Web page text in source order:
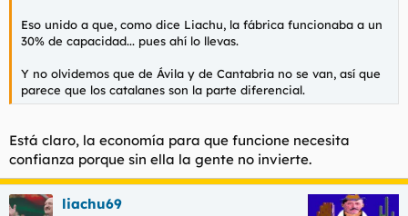
Eso unido a que, como dice Liachu, la fábrica funcionaba a un
30% de capacidad... pues ahí lo llevas.
Y no olvidemos que de Ávila y de Cantabria no se van, así que
parece que los catalanes son la parte diferencial.
Está claro, la economía para que funcione necesita
confianza porque sin ella la gente no invierte.
liachu69